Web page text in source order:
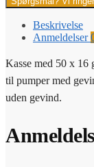
Beskrivelse
Anmeldelser
Kasse med 50 x 16
til pumper med
uden gevind.